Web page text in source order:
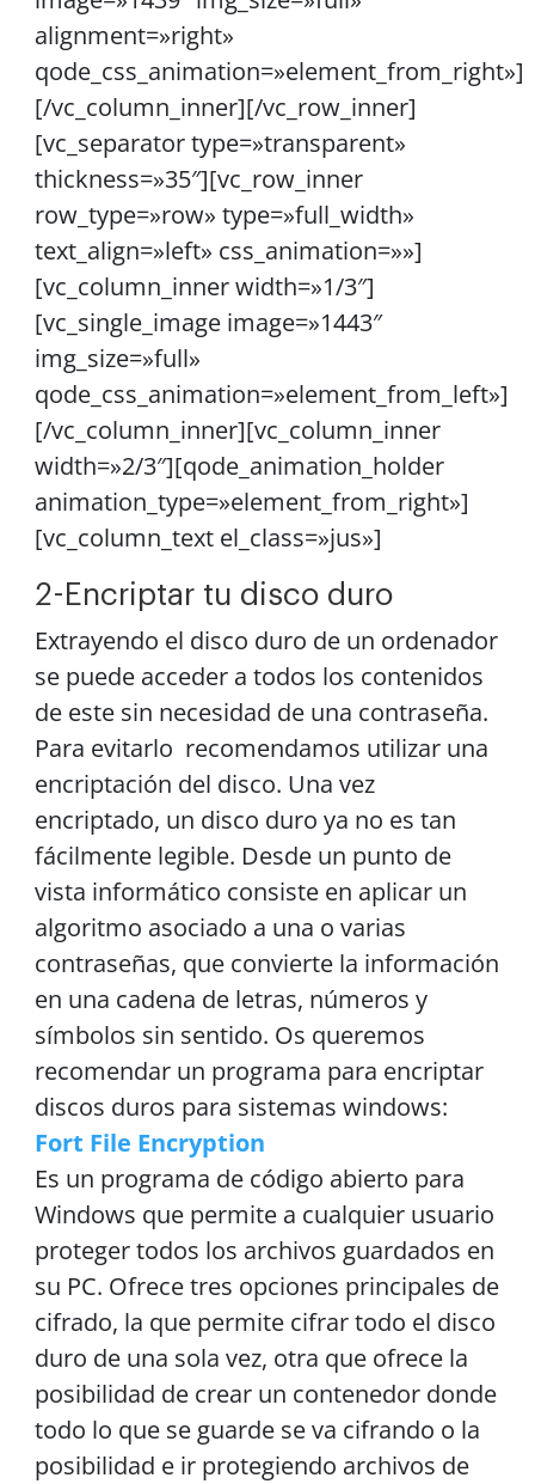
alignment=»right»
qode_css_animation=»element_from_right»]
[/vc_column_inner][/vc_row_inner]
[vc_separator type=»transparent»
thickness=»35″][vc_row_inner
row_type=»row» type=»full_width»
text_align=»left» css_animation=»»]
[vc_column_inner width=»1/3″]
[vc_single_image image=»1443″
img_size=»full»
qode_css_animation=»element_from_left»]
[/vc_column_inner][vc_column_inner
width=»2/3″][qode_animation_holder
animation_type=»element_from_right»]
[vc_column_text el_class=»jus»]
2-Encriptar tu disco duro
Extrayendo el disco duro de un ordenador
se puede acceder a todos los contenidos
de este sin necesidad de una contraseña.
Para evitarlo recomendamos utilizar una
encriptación del disco. Una vez
encriptado, un disco duro ya no es tan
fácilmente legible. Desde un punto de
vista informático consiste en aplicar un
algoritmo asociado a una o varias
contraseñas, que convierte la información
en una cadena de letras, números y
símbolos sin sentido. Os queremos
recomendar un programa para encriptar
discos duros para sistemas windows:
Fort File Encryption
Es un programa de código abierto para
Windows que permite a cualquier usuario
proteger todos los archivos guardados en
su PC. Ofrece tres opciones principales de
cifrado, la que permite cifrar todo el disco
duro de una sola vez, otra que ofrece la
posibilidad de crear un contenedor donde
todo lo que se guarde se va cifrando o la
posibilidad e ir protegiendo archivos de